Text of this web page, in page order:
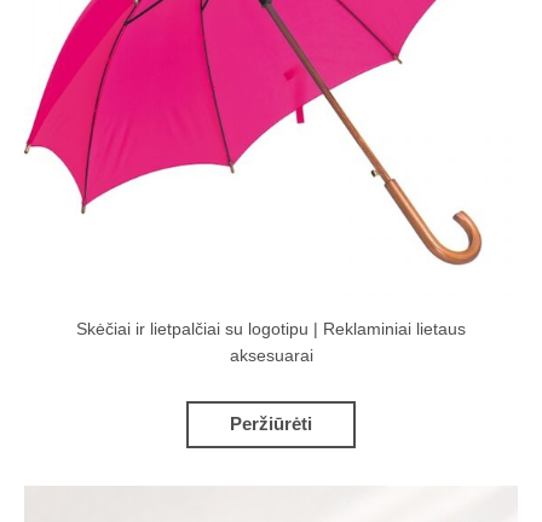
Skėčiai ir lietpalčiai su logotipu | Reklaminiai lietaus
aksesuarai
Peržiūrėti